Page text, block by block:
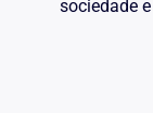
sociedade